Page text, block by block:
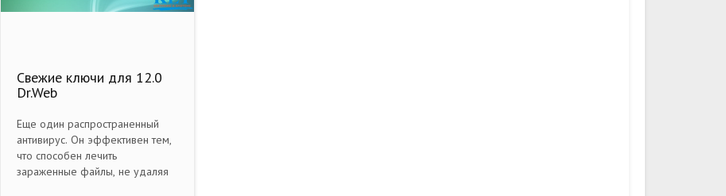
Свежие ключи для 12.0
Dr.Web
Еще один распространенный
антивирус. Он эффективен тем,
что способен лечить
зараженные файлы, не удаляя